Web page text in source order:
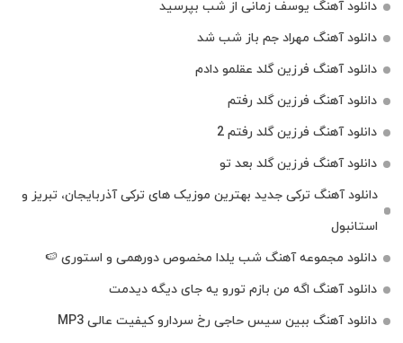
دانلود آهنگ یوسف زمانی از شب بپرسید
دانلود آهنگ مهراد جم باز شب شد
دانلود آهنگ فرزین گلد عقلمو دادم
دانلود آهنگ فرزین گلد رفتم
دانلود آهنگ فرزین گلد رفتم 2
دانلود آهنگ فرزین گلد بعد تو
دانلود آهنگ ترکی جدید بهترین موزیک‌ های ترکی آذربایجان، تبریز و
استانبول
دانلود مجموعه آهنگ شب یلدا مخصوص دورهمی و استوری 🍉
دانلود آهنگ اگه من بازم تورو یه جای دیگه دیدمت
دانلود آهنگ ببین سیس حاجی رخ سردارو کیفیت عالی MP3